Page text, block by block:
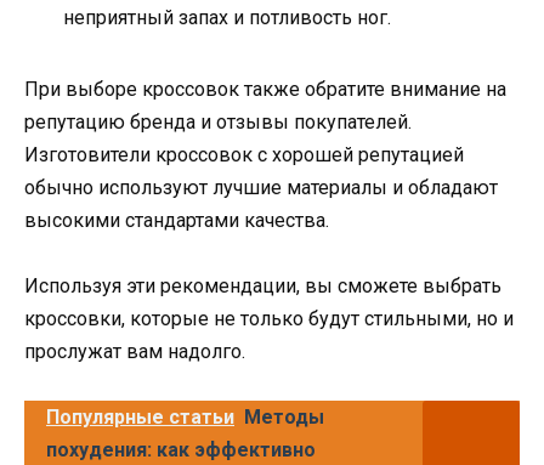
неприятный запах и потливость ног.
При выборе кроссовок также обратите внимание на
репутацию бренда и отзывы покупателей.
Изготовители кроссовок с хорошей репутацией
обычно используют лучшие материалы и обладают
высокими стандартами качества.
Используя эти рекомендации, вы сможете выбрать
кроссовки, которые не только будут стильными, но и
прослужат вам надолго.
Популярные статьи Методы
похудения: как эффективно